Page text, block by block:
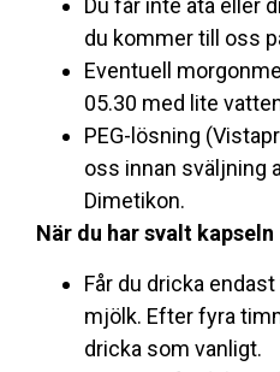
Du får inte äta eller
du kommer till oss
Eventuell
05.30 med lite
PEG-lösning
oss innan sväljning
Dimetikon.
När du har svalt kapseln
Får du dricka
mjölk. Efter fyra
dricka som vanligt.